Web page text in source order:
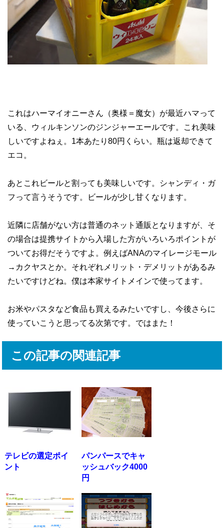
これはハーマイオニーさん（奥様＝魔女）が最近ハマって
いる、ウィルキンソンのジンジャーエールです。これ美味
しいですよねぇ。1本あたり80円くらい。瓶は返却できて
エコ。
あとこれビールと割っても美味しいです。シャンディ・ガ
フって言うそうです。ビールが少し甘くなります。
近隣に店舗がない方は普通のネット通販となりますが、そ
の場合は提携サイトから入場した方がいろいろポイントが
ついてお得だそうですよ。例えばANAのマイレージモール
→カクヤスとか。それぞれメリット・デメリットがあるみ
たいですけどね。僕は本家サイトメインで使ってます。
お米やパスタなど食品も買えるみたいですし、今後さらに
使っていこうと思ってる次第です。ではまた！
この記事の関連記事
テレビの選定ポイ
ント
パンパースでキャ
ッシュバック4000
円